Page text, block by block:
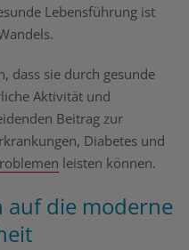
Lebensführung ist
dass sie durch gesunde
Aktivität und
Beitrag zur
Diabetes und
leisten können.
auf die moderne